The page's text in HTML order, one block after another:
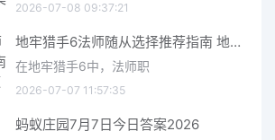
2026-07-08 09:37:21
地牢猎手6法师随从选择推荐指南 地牢猎手6法师随从怎么选
在地牢猎手6中，法师职
2026-07-07 11:57:35
蚂蚁庄园7月7日今日答案2026